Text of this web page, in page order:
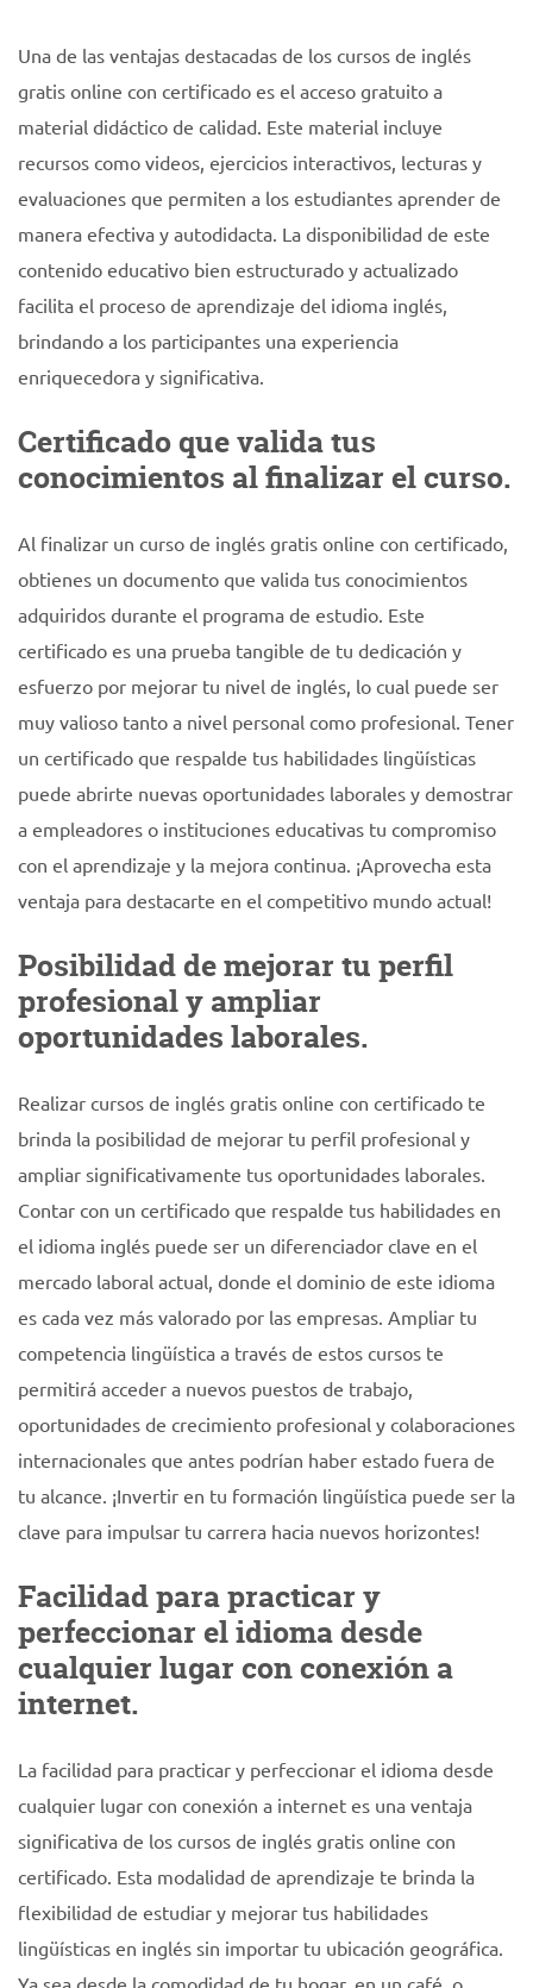
Una de las ventajas destacadas de los cursos de inglés
gratis online con certificado es el acceso gratuito a
material didáctico de calidad. Este material incluye
recursos como videos, ejercicios interactivos, lecturas y
evaluaciones que permiten a los estudiantes aprender de
manera efectiva y autodidacta. La disponibilidad de este
contenido educativo bien estructurado y actualizado
facilita el proceso de aprendizaje del idioma inglés,
brindando a los participantes una experiencia
enriquecedora y significativa.
Certificado que valida tus
conocimientos al finalizar el curso.
Al finalizar un curso de inglés gratis online con certificado,
obtienes un documento que valida tus conocimientos
adquiridos durante el programa de estudio. Este
certificado es una prueba tangible de tu dedicación y
esfuerzo por mejorar tu nivel de inglés, lo cual puede ser
muy valioso tanto a nivel personal como profesional. Tener
un certificado que respalde tus habilidades lingüísticas
puede abrirte nuevas oportunidades laborales y demostrar
a empleadores o instituciones educativas tu compromiso
con el aprendizaje y la mejora continua. ¡Aprovecha esta
ventaja para destacarte en el competitivo mundo actual!
Posibilidad de mejorar tu perfil
profesional y ampliar
oportunidades laborales.
Realizar cursos de inglés gratis online con certificado te
brinda la posibilidad de mejorar tu perfil profesional y
ampliar significativamente tus oportunidades laborales.
Contar con un certificado que respalde tus habilidades en
el idioma inglés puede ser un diferenciador clave en el
mercado laboral actual, donde el dominio de este idioma
es cada vez más valorado por las empresas. Ampliar tu
competencia lingüística a través de estos cursos te
permitirá acceder a nuevos puestos de trabajo,
oportunidades de crecimiento profesional y colaboraciones
internacionales que antes podrían haber estado fuera de
tu alcance. ¡Invertir en tu formación lingüística puede ser la
clave para impulsar tu carrera hacia nuevos horizontes!
Facilidad para practicar y
perfeccionar el idioma desde
cualquier lugar con conexión a
internet.
La facilidad para practicar y perfeccionar el idioma desde
cualquier lugar con conexión a internet es una ventaja
significativa de los cursos de inglés gratis online con
certificado. Esta modalidad de aprendizaje te brinda la
flexibilidad de estudiar y mejorar tus habilidades
lingüísticas en inglés sin importar tu ubicación geográfica.
Ya sea desde la comodidad de tu hogar, en un café, o